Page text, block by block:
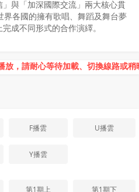
與「加深國際交流」兩大核心貫
各國的擁有歌唱、舞蹈及舞台夢
成不同形式的合作演繹。
放，請耐心等待加載、切換線路或稍
F播雲 U播雲
Y播雲
第1期上 第1期下